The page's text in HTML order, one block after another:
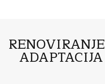
RENOVIRANJE
ADAPTACIJA